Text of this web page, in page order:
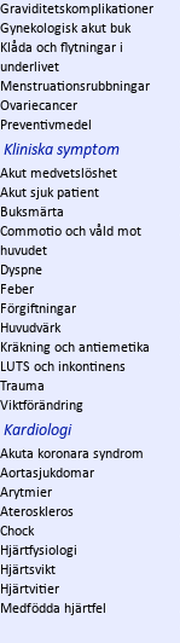
Graviditetskomplikationer
Gynekologisk akut buk
Klåda och flytningar i
underlivet
Menstruationsrubbningar
Ovariecancer
Preventivmedel
Kliniska symptom
Akut medvetslöshet
Akut sjuk patient
Buksmärta
Commotio och våld mot
huvudet
Dyspne
Feber
Förgiftningar
Huvudvärk
Kräkning och antiemetika
LUTS och inkontinens
Trauma
Viktförändring
Kardiologi
Akuta koronara syndrom
Aortasjukdomar
Arytmier
Ateroskleros
Chock
Hjärtfysiologi
Hjärtsvikt
Hjärtvitier
Medfödda hjärtfel